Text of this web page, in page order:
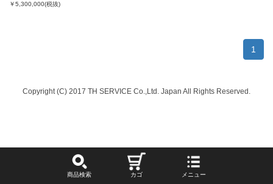
￥5,300,000(税抜)
1
Copyright (C) 2017 TH SERVICE Co.,Ltd. Japan All Rights Reserved.
商品検索 カゴ メニュー